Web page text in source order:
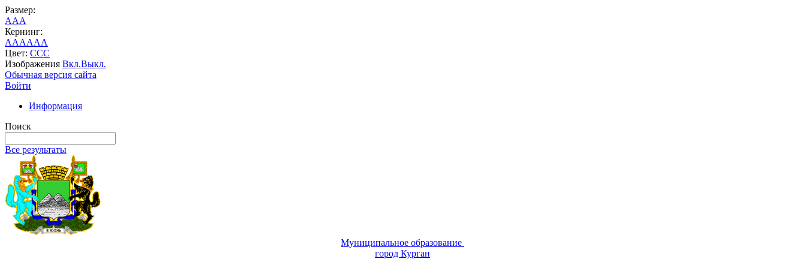
Размер:
AAA
Кернинг:
AAAAAA
Цвет: CCC
Изображения Вкл.Выкл.
Обычная версия сайта
Войти
Информация
Поиск
Все результаты
Муниципальное образование
город Курган